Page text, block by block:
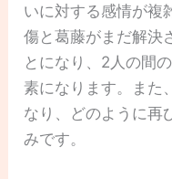
いに対する感情が複
傷と葛藤がまだ解決
とになり、2人の間
素になります。また
なり、どのように再
みです。